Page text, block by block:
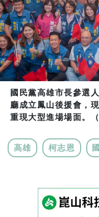
國民黨高雄市長參選
廳成立鳳山後援會，
重現大型進場場面。
高雄 柯志恩